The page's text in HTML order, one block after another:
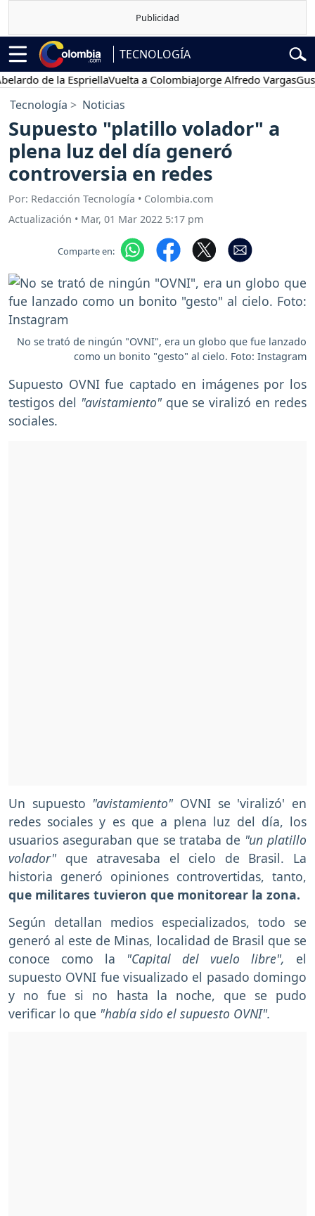
TECNOLOGÍA
de la EspriellaVuelta a ColombiaJorge Alfredo VargasGustavo
Tecnología Noticias
Supuesto "platillo volador" a
plena luz del día generó
controversia en redes
Por: Redacción Tecnología • Colombia.com
Actualización • Mar, 01 Mar 2022 5:17 pm
Comparte en:
No se trató de ningún "OVNI", era un globo que fue lanzado
como un bonito "gesto" al cielo. Foto: Instagram
Supuesto OVNI fue captado en imágenes por los
testigos del "avistamiento" que se viralizó en redes
sociales.
Un supuesto "avistamiento" OVNI se 'viralizó' en
redes sociales y es que a plena luz del día, los
usuarios aseguraban que se trataba de "un platillo
volador" que atravesaba el cielo de Brasil. La
historia generó opiniones controvertidas, tanto,
que militares tuvieron que monitorear la zona.
Según detallan medios especializados, todo se
generó al este de Minas, localidad de Brasil que se
conoce como la "Capital del vuelo libre", el
supuesto OVNI fue visualizado el pasado domingo
y no fue si no hasta la noche, que se pudo
verificar lo que "había sido el supuesto OVNI".